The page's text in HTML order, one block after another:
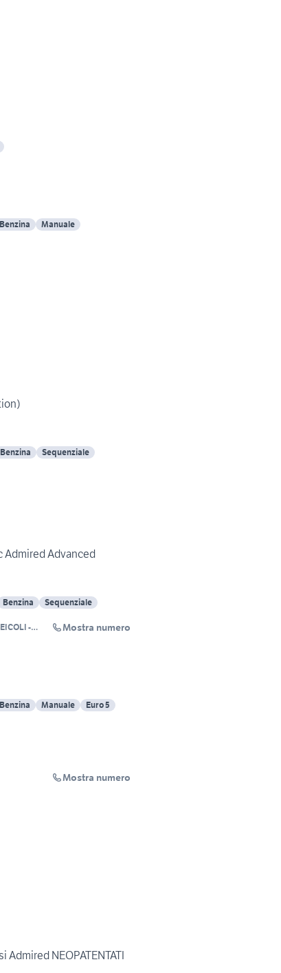
Benzina
Manuale
Benzina
Sequenziale
Admired Advanced
Benzina
Sequenziale
-
Mostra numero
Benzina Manuale Euro 5
Mostra numero
Admired NEOPATENTATI